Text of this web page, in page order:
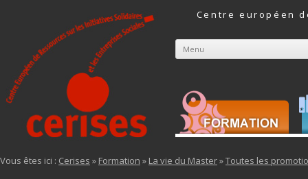
Centre européen
Menu
Aller au contenu
Vous êtes ici : Cerises » Formation » La vie du Master»Toutes les